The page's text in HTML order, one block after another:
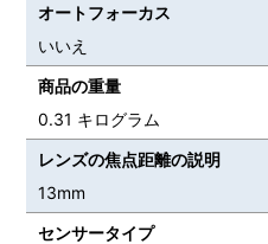
オートフォーカス
いいえ
商品の重量
0.31 キログラム
レンズの焦点距離の説明
13mm
センサータイプ